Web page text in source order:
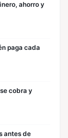
ahorro y
paga cada
cobra y
antes de